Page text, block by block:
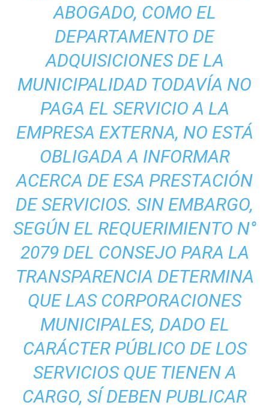
ABOGADO, COMO EL
DEPARTAMENTO DE
ADQUISICIONES DE LA
MUNICIPALIDAD TODAVÍA NO
PAGA EL SERVICIO A LA
EMPRESA EXTERNA, NO ESTÁ
OBLIGADA A INFORMAR
ACERCA DE ESA PRESTACIÓN
DE SERVICIOS. SIN EMBARGO,
SEGÚN EL REQUERIMIENTO N°
2079 DEL CONSEJO PARA LA
TRANSPARENCIA DETERMINA
QUE LAS CORPORACIONES
MUNICIPALES, DADO EL
CARÁCTER PÚBLICO DE LOS
SERVICIOS QUE TIENEN A
CARGO, SÍ DEBEN PUBLICAR